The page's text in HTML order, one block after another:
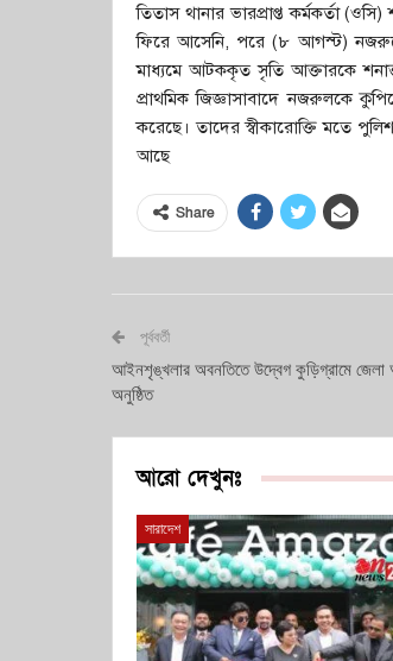
তিতাস থানার ভারপ্রাপ্ত কর্মকর্তা
ফিরে আসেনি, পরে (৮ আগস্ট)
মাধ্যমে আটককৃত সৃতি আক্তারকে
প্রাথমিক জিজ্ঞাসাবাদে নজরুলকে
করেছে। তাদের স্বীকারোক্তি মতে
আছে
Share
পূর্ববর্তী
আইনশৃঙ্খলার অবনতিতে উদ্বেগ কুড়িগ্রামে
অনুষ্ঠিত
আরো দেখুনঃ
সারাদেশ